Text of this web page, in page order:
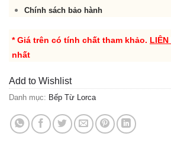
Chính sách bảo hành
* Giá trên có tính chất tham khảo. LIÊN
nhất
Add to Wishlist
Danh mục: Bếp Từ Lorca